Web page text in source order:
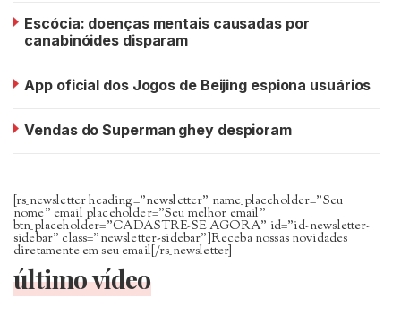
Escócia: doenças mentais causadas por
canabinóides disparam
App oficial dos Jogos de Beijing espiona usuários
Vendas do Superman ghey despioram
[rs_newsletter heading=”newsletter” name_placeholder=”Seu
nome” email_placeholder=”Seu melhor email”
btn_placeholder=”CADASTRE-SE AGORA” id=”id-newsletter-
sidebar” class=”newsletter-sidebar”]Receba nossas novidades
diretamente em seu email[/rs_newsletter]
último vídeo